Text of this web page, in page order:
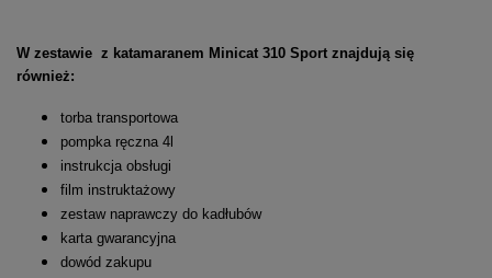
W zestawie z katamaranem Minicat 310 Sport znajdują się
również:
torba transportowa
pompka ręczna 4l
instrukcja obsługi
film instruktażowy
zestaw naprawczy do kadłubów
karta gwarancyjna
dowód zakupu